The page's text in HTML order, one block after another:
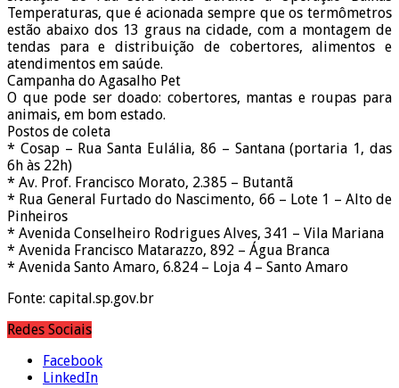
Temperaturas, que é acionada sempre que os termômetros
estão abaixo dos 13 graus na cidade, com a montagem de
tendas para e distribuição de cobertores, alimentos e
atendimentos em saúde.
Campanha do Agasalho Pet
O que pode ser doado: cobertores, mantas e roupas para
animais, em bom estado.
Postos de coleta
* Cosap – Rua Santa Eulália, 86 – Santana (portaria 1, das
6h às 22h)
* Av. Prof. Francisco Morato, 2.385 – Butantã
* Rua General Furtado do Nascimento, 66 – Lote 1 – Alto de
Pinheiros
* Avenida Conselheiro Rodrigues Alves, 341 – Vila Mariana
* Avenida Francisco Matarazzo, 892 – Água Branca
* Avenida Santo Amaro, 6.824 – Loja 4 – Santo Amaro
Fonte: capital.sp.gov.br
Redes Sociais
Facebook
LinkedIn